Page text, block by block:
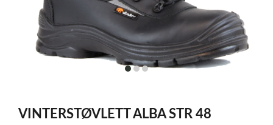
itemitemitem
of
VINTERSTØVLETT ALBA STR 48